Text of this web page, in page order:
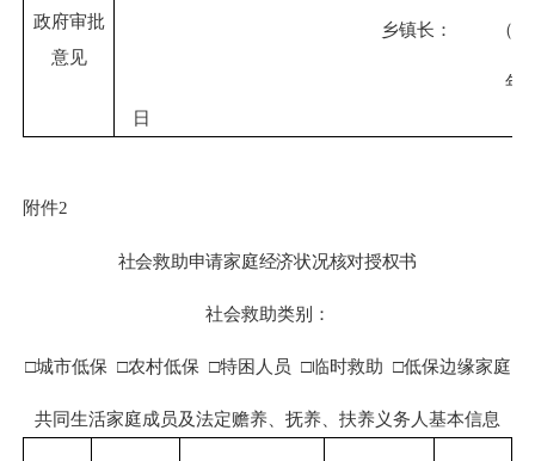
政府审批
意见
乡镇长： （
年
日
附件2
社会救助申请家庭经济状况核对授权书
社会救助类别 ：
□城市低保 □农村低保 □特困人员 □临时救助 □低保边缘家庭
共同生活家庭成员及法定赡养、抚养、扶养义务人基本信息